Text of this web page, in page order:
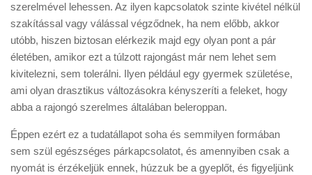
szerelmével lehessen. Az ilyen kapcsolatok szinte kivétel nélkül
szakítással vagy válással végződnek, ha nem előbb, akkor
utóbb, hiszen biztosan elérkezik majd egy olyan pont a pár
életében, amikor ezt a túlzott rajongást már nem lehet sem
kivitelezni, sem tolerálni. Ilyen például egy gyermek születése,
ami olyan drasztikus változásokra kényszeríti a feleket, hogy
abba a rajongó szerelmes általában beleroppan.
Éppen ezért ez a tudatállapot soha és semmilyen formában
sem szül egészséges párkapcsolatot, és amennyiben csak a
nyomát is érzékeljük ennek, húzzuk be a gyeplőt, és figyeljünk